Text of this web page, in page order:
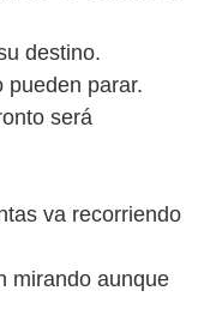
destino.
pueden parar.
será
va recorriendo
mirando aunque